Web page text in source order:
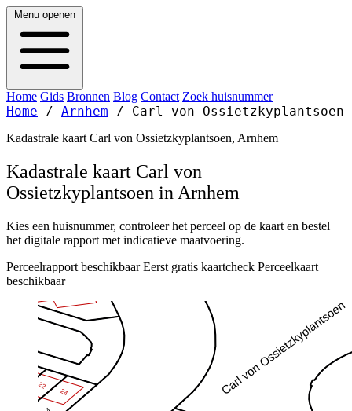
Menu openen
Home Gids Bronnen Blog Contact Zoek huisnummer
Home / Arnhem / Carl von Ossietzkyplantsoen
Kadastrale kaart Carl von Ossietzkyplantsoen, Arnhem
Kadastrale kaart Carl von
Ossietzkyplantsoen in Arnhem
Kies een huisnummer, controleer het perceel op de kaart en bestel
het digitale rapport met indicatieve maatvoering.
Perceelrapport beschikbaar Eerst gratis kaartcheck Perceelkaart
beschikbaar